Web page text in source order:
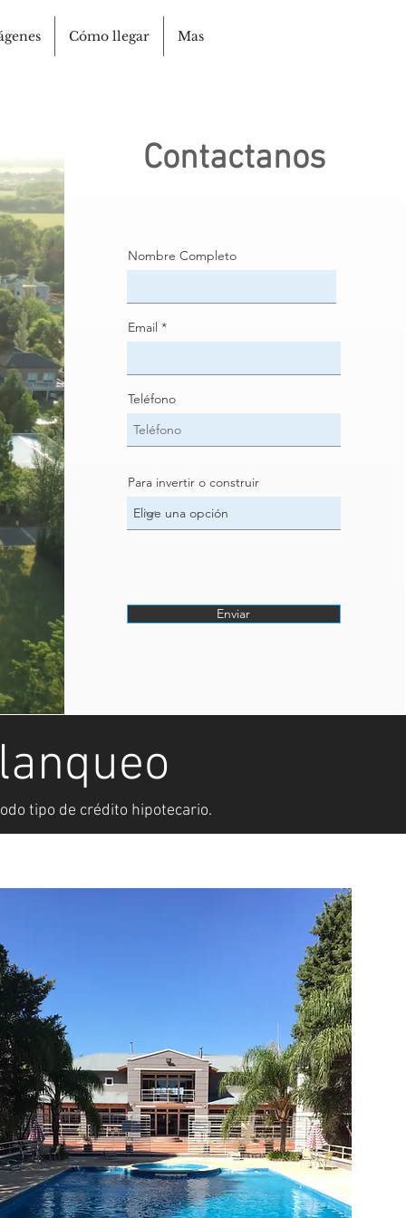
Cómo llegar Mas
Contactanos
Nombre Completo
Email
Teléfono
Para invertir o construir
Enviar
tipo de crédito hipotecario.